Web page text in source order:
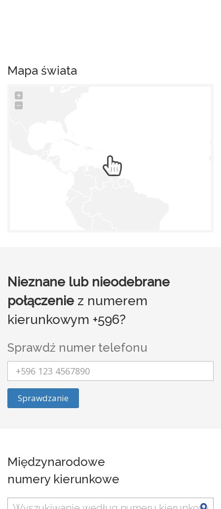
Mapa świata
+
−
Nieznane lub nieodebrane
połączenie z numerem
kierunkowym +596?
Sprawdź numer telefonu
Sprawdzanie
Międzynarodowe
numery kierunkowe